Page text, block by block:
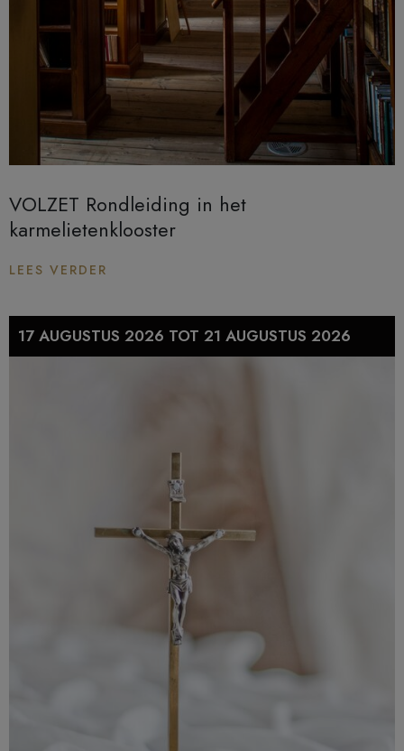
VOLZET Rondleiding in het
karmelietenklooster
LEES VERDER
17 AUGUSTUS 2026 TOT 21 AUGUSTUS 2026